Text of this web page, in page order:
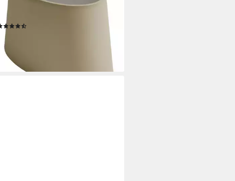
B:31,5x20/T:23,5x15/H:19,5cm,
Jinming
13,89 €
lieferbar - in 3-4 Werktagen bei dir